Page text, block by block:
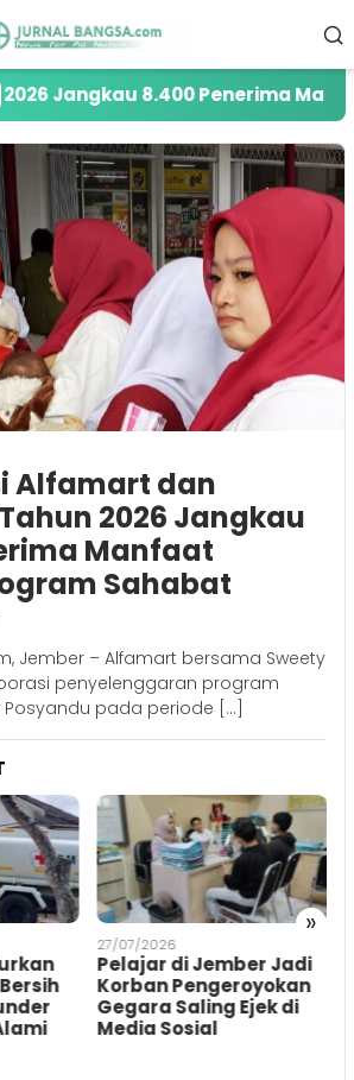
8.400 Penerima Manfaat
Alfamart dan
2026 Jangkau
Manfaat
Sahabat
Jember – Alfamart bersama Sweety
penyelenggaran program
pada periode […]
»
27/07/2026
Pelajar di Jember Jadi
Korban Pengeroyokan
Gegara Saling Ejek di
Media Sosial